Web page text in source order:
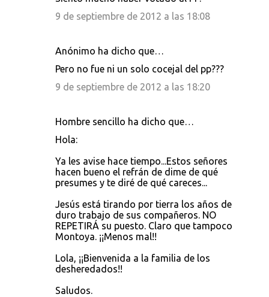
9 de septiembre de 2012 a las 18:08
Anónimo ha dicho que…
Pero no fue ni un solo cocejal del pp???
9 de septiembre de 2012 a las 18:20
Hombre sencillo ha dicho que…
Hola:
Ya les avise hace tiempo...Estos señores
hacen bueno el refrán de dime de qué
presumes y te diré de qué careces...
Jesús está tirando por tierra los años de
duro trabajo de sus compañeros. NO
REPETIRÁ su puesto. Claro que tampoco
Montoya. ¡¡Menos mal!!
Lola, ¡¡Bienvenida a la familia de los
desheredados!!
Saludos.